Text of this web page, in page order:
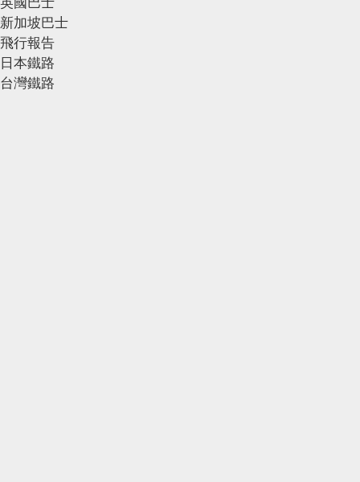
新加坡巴士
飛行報告
日本鐵路
台灣鐵路